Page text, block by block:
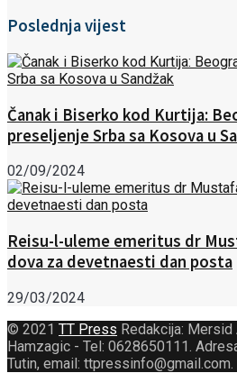
Poslednja vijest
Čanak i Biserko kod Kurtija:
preseljenje Srba sa Kosova u
02/09/2024
Reisu-l-uleme emeritus dr
dova za devetnaesti dan posta
29/03/2024
© 2021 TT Press Redakcija: Mersid
Hamzagic - Tel: 0628650111.
Tutin, email: ttpressinfo@gmail.com.